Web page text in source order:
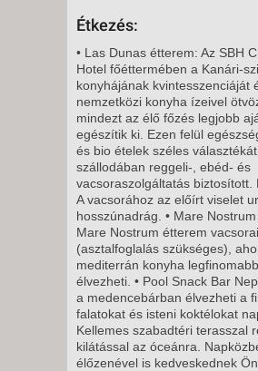
Étkezés:
• Las Dunas étterem: Az SBH
Hotel főéttermében a Kanári-
konyhájának kvintesszenciáját
nemzetközi konyha ízeivel
mindezt az élő főzés legjobb
egészítik ki. Ezen felül
és bio ételek széles
szállodában reggeli-, ebéd- és
vacsoraszolgáltatás biztosított.
A vacsorához az előírt viselet
hosszúnadrág. • Mare
Mare Nostrum étterem
(asztalfoglalás szükséges),
mediterrán konyha
élvezheti. • Pool Snack Bar
a medencebárban élvezheti a
falatokat és isteni koktélokat
Kellemes szabadtéri terasszal
kilátással az óceánra.
élőzenével is kedveskednek